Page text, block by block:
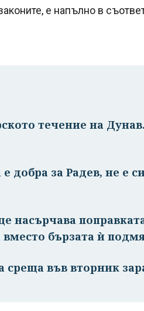
е напълно в
течение на
добра за Радев, не е
насърчава
бързата ѝ
във вторник